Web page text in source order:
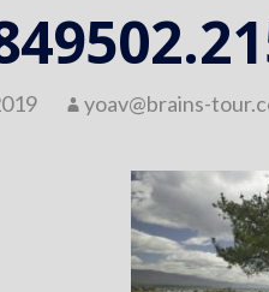
yoav@brains-